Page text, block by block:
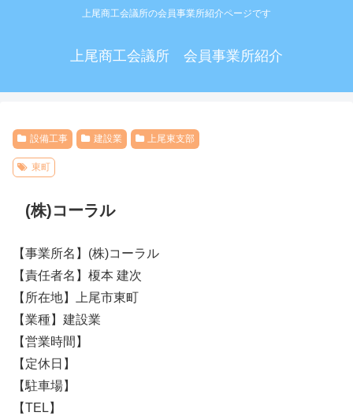
上尾商工会議所の会員事業所紹介ページです
上尾商工会議所 会員事業所紹介
設備工事 建設業 上尾東支部
東町
(株)コーラル
【事業所名】(株)コーラル
【責任者名】榎本 建次
【所在地】上尾市東町
【業種】建設業
【営業時間】
【定休日】
【駐車場】
【TEL】